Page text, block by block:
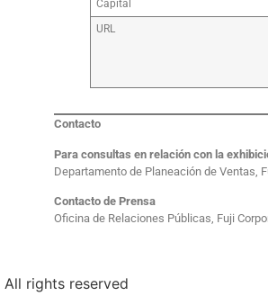
Capital
URL
Contacto
Para consultas en relación con la
Departamento de Planeación de Ventas,
Contacto de Prensa
Oficina de Relaciones Públicas, Fuji
All rights reserved